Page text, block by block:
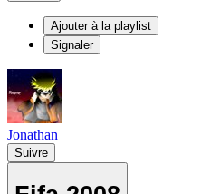
Ajouter à la playlist
Signaler
Jonathan
Suivre